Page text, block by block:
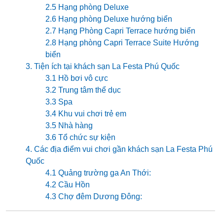
2.5 Hạng phòng Deluxe
2.6 Hạng phòng Deluxe hướng biển
2.7 Hạng Phòng Capri Terrace hướng biển
2.8 Hạng phòng Capri Terrace Suite Hướng
biển
3. Tiện ích tại khách sạn La Festa Phú Quốc
3.1 Hồ bơi vô cực
3.2 Trung tâm thể dục
3.3 Spa
3.4 Khu vui chơi trẻ em
3.5 Nhà hàng
3.6 Tổ chức sự kiện
4. Các địa điểm vui chơi gần khách sạn La Festa Phú
Quốc
4.1 Quảng trường ga An Thới:
4.2 Cầu Hồn
4.3 Chợ đêm Dương Đông: